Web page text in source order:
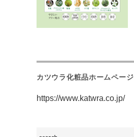
カツウラ化粧品ホームページ
https://www.katwra.co.jp/